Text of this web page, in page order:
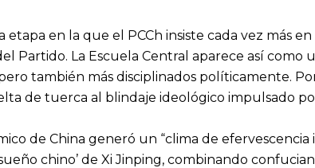
en la que el PCCh insiste cada vez más
Partido. La Escuela Central aparece así
también más disciplinados políticamente.
de tuerca al blindaje ideológico impulsado
de China generó un “clima de
chino’ de Xi Jinping, combinando